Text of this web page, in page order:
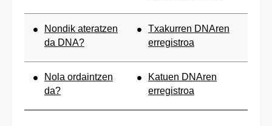
Nondik ateratzen
da DNA?
Txakurren DNAren
erregistroa
Nola ordaintzen
da?
Katuen DNAren
erregistroa